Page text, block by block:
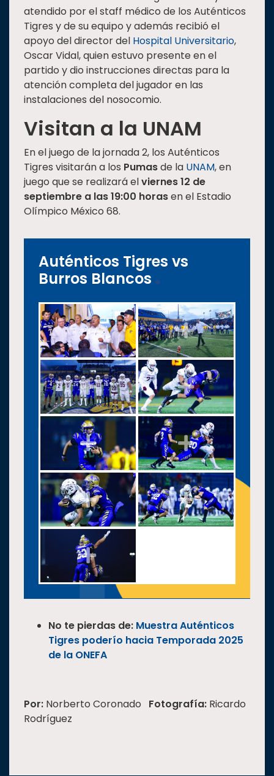
atendido por el staff médico de los Auténticos
Tigres y de su equipo y además recibió el
apoyo del director del Hospital Universitario,
Oscar Vidal, quien estuvo presente en el
partido y dio instrucciones directas para la
atención completa del jugador en las
instalaciones del nosocomio.
Visitan a la UNAM
En el juego de la jornada 2, los Auténticos
Tigres visitarán a los Pumasde la UNAM, en
juego que se realizará elviernes 12 de
septiembre a las 19:00 horasen el Estadio
Olímpico México 68.
Auténticos Tigres vs
Burros Blancos
No te pierdas de: Muestra Auténticos
Tigres poderío hacia Temporada 2025
de la ONEFA
Por: Norberto Coronado Fotografía: Ricardo
Rodríguez